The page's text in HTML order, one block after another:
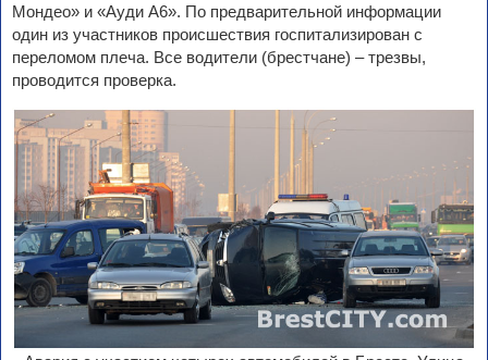
Мондео» и «Ауди А6». По предварительной информации
один из участников происшествия госпитализирован с
переломом плеча. Все водители (брестчане) – трезвы,
проводится проверка.